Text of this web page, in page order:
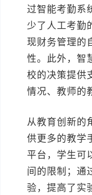
过智能考勤系
少了人工考勤
现财务管理的
性。此外，智
校的决策提供
情况、教师的
从教育创新的
供更多的教学
平台，学生可
间的限制；通
验，提高了实